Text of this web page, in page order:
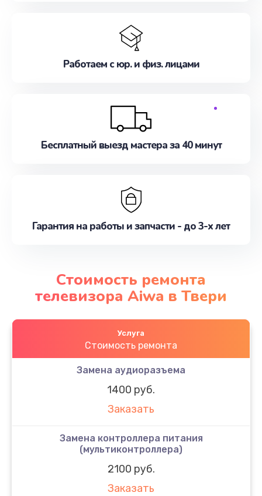
Работаем с юр. и физ. лицами
Бесплатный выезд мастера за 40 минут
Гарантия на работы и запчасти - до 3-х лет
Стоимость ремонта
телевизора Aiwa в Твери
Услуга
Стоимость ремонта
Замена аудиоразъема
1400 руб.
Заказать
Замена контроллера питания
(мультиконтроллера)
2100 руб.
Заказать